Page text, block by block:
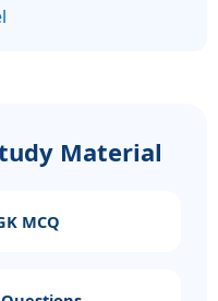
Material
MCQ